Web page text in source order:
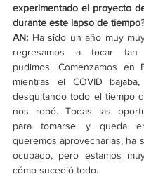
experimentado el proyecto
durante este lapso de
AN: Ha sido un año muy
regresamos a tocar tan
pudimos. Comenzamos en
mientras el COVID
desquitando todo el tiempo
nos robó. Todas las
para tomarse y queda
queremos aprovecharlas, ha
ocupado, pero estamos
cómo sucedió todo.